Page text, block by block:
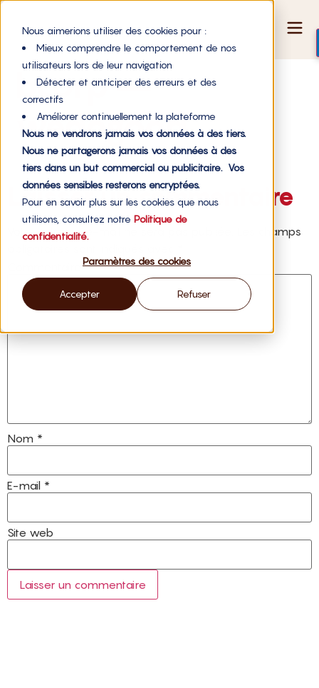
Nous aimerions utiliser des cookies pour :
Mieux comprendre le comportement de nos
utilisateurs lors de leur navigation
Détecter et anticiper des erreurs et des
correctifs
Améliorer continuellement la plateforme
Nous ne vendrons jamais vos données à des tiers.
Nous ne partagerons jamais vos données à des
tiers dans un but commercial ou publicitaire. Vos
données sensibles resterons encryptées.
Pour en savoir plus sur les cookies que nous
utilisons, consultez notre Politique de
confidentialité.
Paramètres des cookies
Accepter Refuser
bcorp –
wedogood
Laisser un commentaire
Votre adresse e-mail ne sera pas publiée.
Les champs
Commentaire*
Nom *
E-mail *
Site web